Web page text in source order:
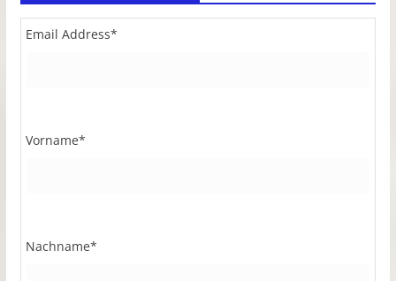
Email Address*
Vorname*
Nachname*